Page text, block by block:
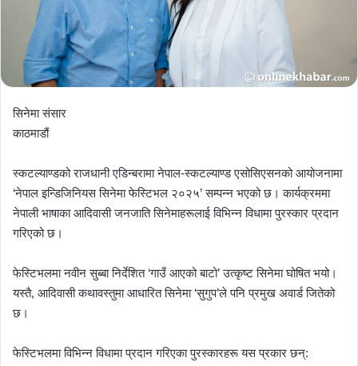
सिनेमा संसार
काठमाडौं
स्कटल्याण्डको राजधानी एडिन्बरामा नेपाल-स्कटल्याण्ड एसोसिएसनको आयोजनामा
‘नेपाल इन्डिजिनियस सिनेमा फेस्टिभल २०२५’ सम्पन्न भएको छ। कार्यक्रममा
नेपाली भाषाका आदिवासी जनजाति सिनेमाहरूलाई विभिन्न विधामा पुरस्कार प्रदान
गरिएको छ।
फेस्टिभलमा नवीन सुब्बा निर्देशित ‘गाउँ आएको बाटो’ उत्कृष्ट सिनेमा घोषित भयो।
यस्तै, आदिवासी कथावस्तुमा आधारित सिनेमा ‘सुगुप’ले पनि प्रमुख अवार्ड जितेको
छ।
फेस्टिभलमा विभिन्न विधामा प्रदान गरिएका पुरस्कारहरू यस प्रकार छन्: